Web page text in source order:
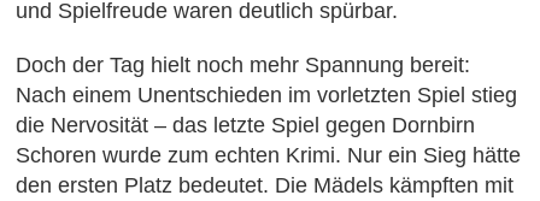
und Spielfreude waren deutlich spürbar.
Doch der Tag hielt noch mehr Spannung bereit:
Nach einem Unentschieden im vorletzten Spiel stieg
die Nervosität – das letzte Spiel gegen Dornbirn
Schoren wurde zum echten Krimi. Nur ein Sieg hätte
den ersten Platz bedeutet. Die Mädels kämpften mit